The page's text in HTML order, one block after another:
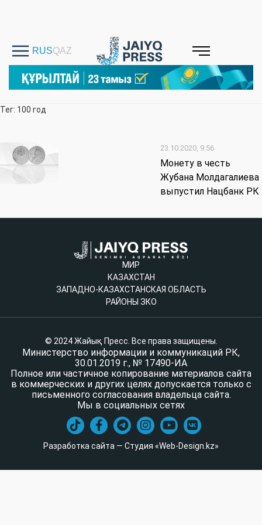
Тег: 100 год
23.10.2020, 9:56
Монету в честь
Жубана Молдагалиева
выпустил Нацбанк РК
МИР
КАЗАХСТАН
ЗАПАДНО-КАЗАХСТАНСКАЯ ОБЛАСТЬ
РАЙОНЫ ЗКО
© 2024 Жайық Пресс. Все права защищены.
Министерство информации и коммуникаций РК,
30.01.2019 г., № 17490-ИА
Полное или частичное копирование материалов сайта
в коммерческих и других целях допускается только с
письменного согласования владельца сайта.
Мы в социальных сетях
Разработка сайта — Студия «Web-Design.kz»